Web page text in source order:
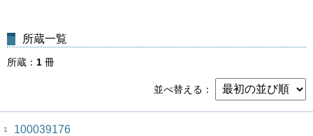
所蔵一覧
所蔵 1 冊
並べ替える
1 100039176